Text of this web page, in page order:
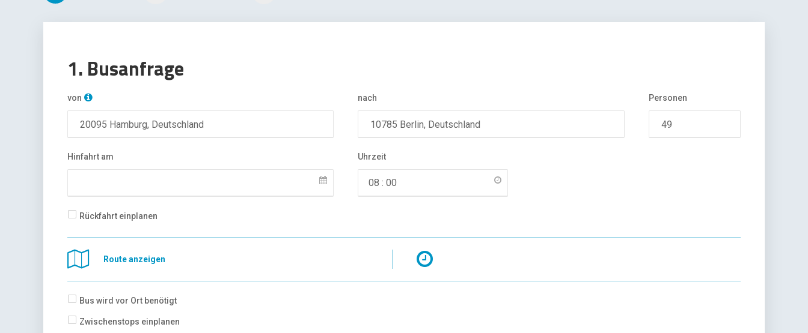
1. Busanfrage
von nach Personen
Hinfahrt am Uhrzeit
Rückfahrt einplanen
Route anzeigen
Bus wird vor Ort benötigt
Zwischenstops einplanen